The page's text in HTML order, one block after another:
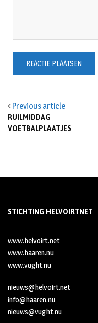
Previous article
RUILMIDDAG
VOETBALPLAATJES
STICHTING HELVOIRTNET
www.helvoirt.net
www.haaren.nu
www.vught.nu
nieuws@helvoirt.net
info@haaren.nu
nieuws@vught.nu